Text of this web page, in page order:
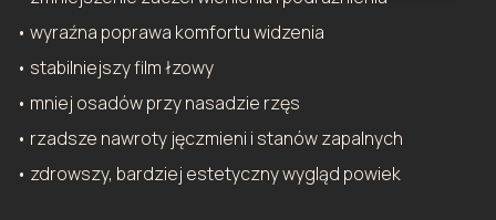
• wyraźna poprawa komfortu widzenia
• stabilniejszy film łzowy
• mniej osadów przy nasadzie rzęs
• rzadsze nawroty jęczmieni i stanów zapalnych
• zdrowszy, bardziej estetyczny wygląd powiek